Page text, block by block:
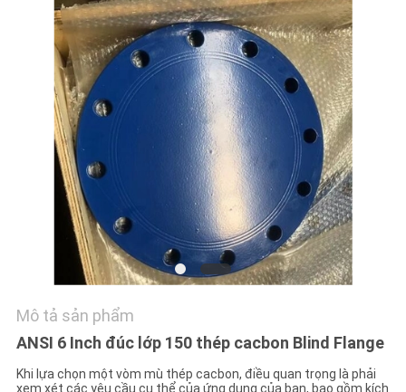
CHÚNG
CẢ
CÁC
TRƯỜNG
Mô tả sản phẩm
ANSI 6 Inch đúc lớp 150 thép cacbon Blind Flange
Khi lựa chọn một vòm mù thép cacbon, điều quan trọng là phải
xem xét các yêu cầu cụ thể của ứng dụng của bạn, bao gồm kích